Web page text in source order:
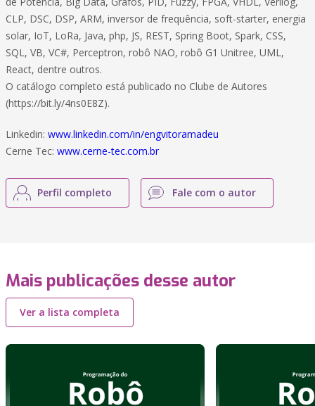
CLP, DSC, DSP, ARM, inversor de frequência, soft-starter, energia
solar, IoT, LoRa, Java, php, JS, REST, Spring Boot, Spark, CSS,
SQL, VB, VC#, Perceptron, robô NAO, robô G1 Unitree, UML,
React, dentre outros.
O catálogo completo está publicado no Clube de Autores
(https://bit.ly/4ns0E8Z).
Linkedin: www.linkedin.com/in/engvitoramadeu
Cerne Tec: www.cerne-tec.com.br
Perfil completo Fale com o autor
Mais publicações desse autor
Ver a lista completa